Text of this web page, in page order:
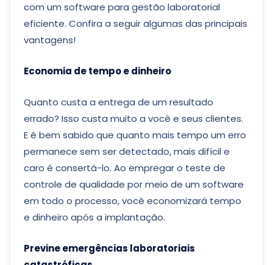
com um software para gestão laboratorial
eficiente. Confira a seguir algumas das principais
vantagens!
Economia de tempo e dinheiro
Quanto custa a entrega de um resultado
errado? Isso custa muito a você e seus clientes.
E é bem sabido que quanto mais tempo um erro
permanece sem ser detectado, mais difícil e
caro é consertá-lo. Ao empregar o teste de
controle de qualidade por meio de um software
em todo o processo, você economizará tempo
e dinheiro após a implantação.
Previne emergências laboratoriais